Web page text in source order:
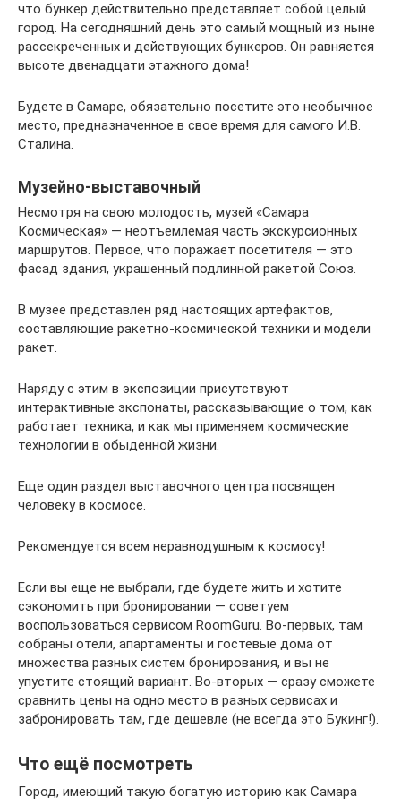
что бункер действительно представляет собой целый
город. На сегодняшний день это самый мощный из ныне
рассекреченных и действующих бункеров. Он равняется
высоте двенадцати этажного дома!
Будете в Самаре, обязательно посетите это необычное
место, предназначенное в свое время для самого И.В.
Сталина.
Музейно-выставочный
Несмотря на свою молодость, музей «Самара
Космическая» — неотъемлемая часть экскурсионных
маршрутов. Первое, что поражает посетителя — это
фасад здания, украшенный подлинной ракетой Союз.
В музее представлен ряд настоящих артефактов,
составляющие ракетно-космической техники и модели
ракет.
Наряду с этим в экспозиции присутствуют
интерактивные экспонаты, рассказывающие о том, как
работает техника, и как мы применяем космические
технологии в обыденной жизни.
Еще один раздел выставочного центра посвящен
человеку в космосе.
Рекомендуется всем неравнодушным к космосу!
Если вы еще не выбрали, где будете жить и хотите
сэкономить при бронировании — советуем
воспользоваться сервисом RoomGuru. Во-первых, там
собраны отели, апартаменты и гостевые дома от
множества разных систем бронирования, и вы не
упустите стоящий вариант. Во-вторых — сразу сможете
сравнить цены на одно место в разных сервисах и
забронировать там, где дешевле (не всегда это Букинг!).
Что ещё посмотреть
Город, имеющий такую богатую историю как Самара